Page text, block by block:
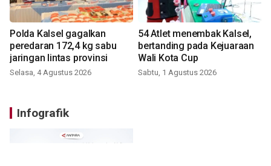
Polda Kalsel gagalkan
peredaran 172,4 kg sabu
jaringan lintas provinsi
Selasa, 4 Agustus 2026
54 Atlet menembak Kalsel,
bertanding pada Kejuaraan
Wali Kota Cup
Sabtu, 1 Agustus 2026
Infografik